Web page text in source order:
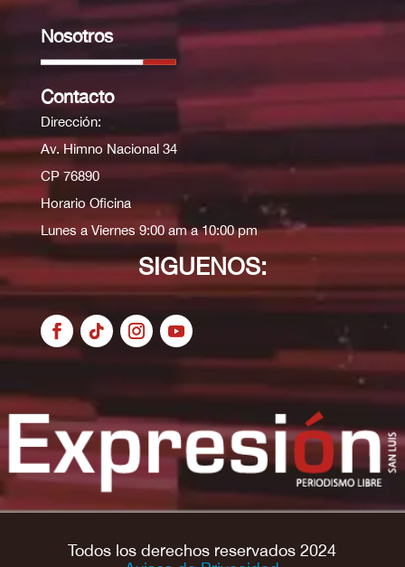
Nosotros
Contacto
Dirección:
Av. Himno Nacional 34
CP 76890
Horario Oficina
Lunes a Viernes 9:00 am a 10:00 pm
SIGUENOS:
Todos los derechos reservados 2024